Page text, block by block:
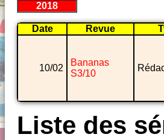
2018
Date Revue
10/02
Bananas
S3/10
Liste des